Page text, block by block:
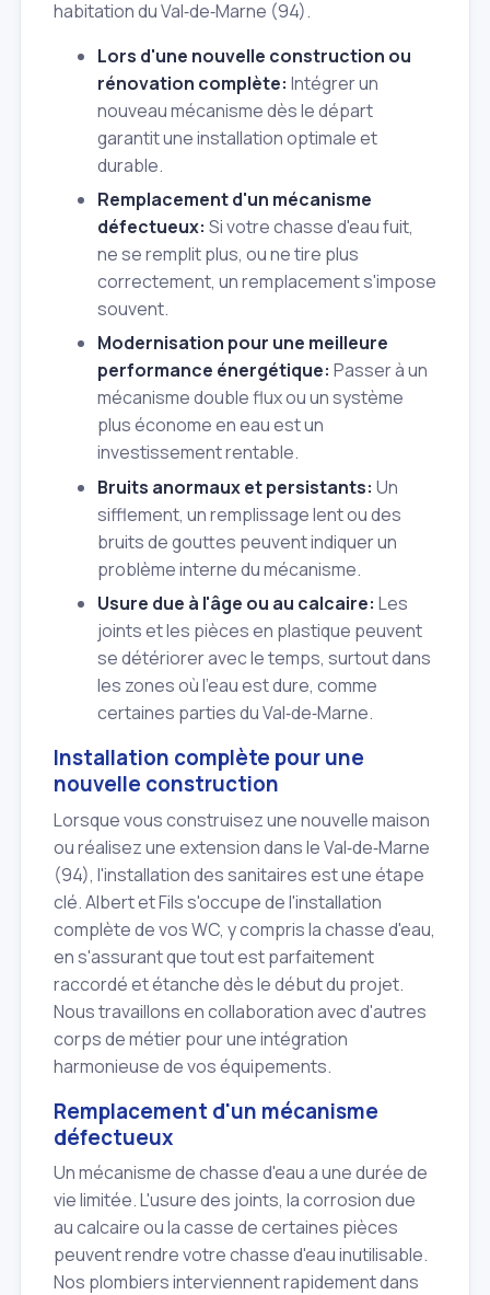
habitation du Val‑de‑Marne (94).
Lors d'une nouvelle construction ou
rénovation complète: Intégrer un
nouveau mécanisme dès le départ
garantit une installation optimale et
durable.
Remplacement d'un mécanisme
défectueux: Si votre chasse d'eau fuit,
ne se remplit plus, ou ne tire plus
correctement, un remplacement s'impose
souvent.
Modernisation pour une meilleure
performance énergétique: Passer à un
mécanisme double flux ou un système
plus économe en eau est un
investissement rentable.
Bruits anormaux et persistants: Un
sifflement, un remplissage lent ou des
bruits de gouttes peuvent indiquer un
problème interne du mécanisme.
Usure due à l'âge ou au calcaire: Les
joints et les pièces en plastique peuvent
se détériorer avec le temps, surtout dans
les zones où l'eau est dure, comme
certaines parties du Val‑de‑Marne.
Installation complète pour une
nouvelle construction
Lorsque vous construisez une nouvelle maison
ou réalisez une extension dans le Val‑de‑Marne
(94), l'installation des sanitaires est une étape
clé. Albert et Fils s'occupe de l'installation
complète de vos WC, y compris la chasse d'eau,
en s'assurant que tout est parfaitement
raccordé et étanche dès le début du projet.
Nous travaillons en collaboration avec d'autres
corps de métier pour une intégration
harmonieuse de vos équipements.
Remplacement d'un mécanisme
défectueux
Un mécanisme de chasse d'eau a une durée de
vie limitée. L'usure des joints, la corrosion due
au calcaire ou la casse de certaines pièces
peuvent rendre votre chasse d'eau inutilisable.
Nos plombiers interviennent rapidement dans